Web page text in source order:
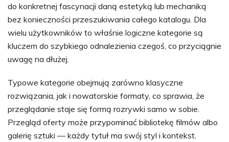
do konkretnej fascynacji daną estetyką lub mechaniką
bez konieczności przeszukiwania całego katalogu. Dla
wielu użytkowników to właśnie logiczne kategorie są
kluczem do szybkiego odnalezienia czegoś, co przyciągnie
uwagę na dłużej.
Typowe kategorie obejmują zarówno klasyczne
rozwiązania, jak i nowatorskie formaty, co sprawia, że
przeglądanie staje się formą rozrywki samo w sobie.
Przegląd oferty może przypominać bibliotekę filmów albo
galerię sztuki — każdy tytuł ma swój styl i kontekst.